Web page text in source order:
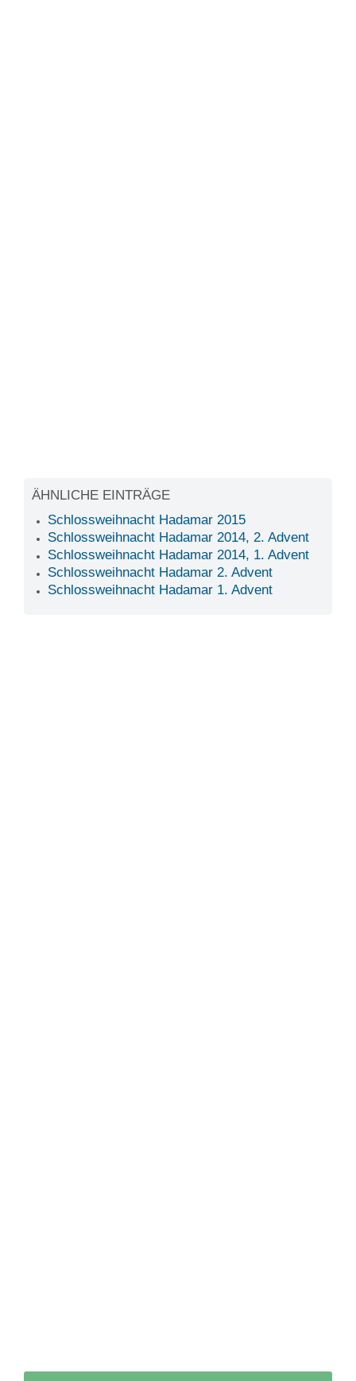
ÄHNLICHE EINTRÄGE
Schlossweihnacht Hadamar 2015
Schlossweihnacht Hadamar 2014, 2. Advent
Schlossweihnacht Hadamar 2014, 1. Advent
Schlossweihnacht Hadamar 2. Advent
Schlossweihnacht Hadamar 1. Advent